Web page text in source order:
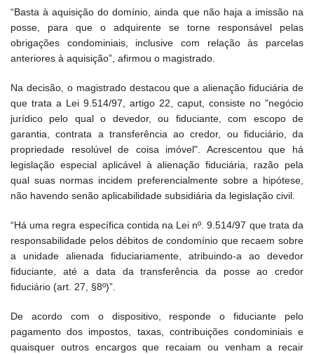
“Basta à aquisição do domínio, ainda que não haja a imissão na
posse, para que o adquirente se torne responsável pelas
obrigações condominiais, inclusive com relação às parcelas
anteriores à aquisição”, afirmou o magistrado.
Na decisão, o magistrado destacou que a alienação fiduciária de
que trata a Lei 9.514/97, artigo 22, caput, consiste no "negócio
jurídico pelo qual o devedor, ou fiduciante, com escopo de
garantia, contrata a transferência ao credor, ou fiduciário, da
propriedade resolúvel de coisa imóvel". Acrescentou que há
legislação especial aplicável à alienação fiduciária, razão pela
qual suas normas incidem preferencialmente sobre a hipótese,
não havendo senão aplicabilidade subsidiária da legislação civil.
“Há uma regra específica contida na Lei nº. 9.514/97 que trata da
responsabilidade pelos débitos de condomínio que recaem sobre
a unidade alienada fiduciariamente, atribuindo-a ao devedor
fiduciante, até a data da transferência da posse ao credor
fiduciário (art. 27, §8º)”.
De acordo com o dispositivo, responde o fiduciante pelo
pagamento dos impostos, taxas, contribuições condominiais e
quaisquer outros encargos que recaiam ou venham a recair